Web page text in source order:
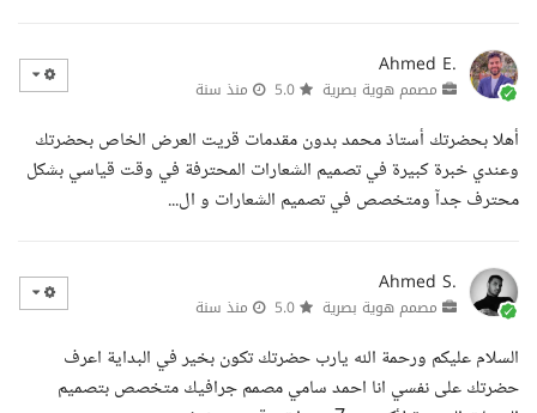
Ahmed E.
مصمم هوية بصرية منذ سنة
أهلا بحضرتك أستاذ محمد بدون مقدمات قريت العرض الخاص بحضرتك
وعندي خبرة كبيرة في تصميم الشعارات المحترفة في وقت قياسي بشكل
محترف جدآ ومتخصص في تصميم الشعارات و ال...
Ahmed S.
مصمم هوية بصرية منذ سنة
السلام عليكم ورحمة الله يارب حضرتك تكون بخير في البداية اعرف
حضرتك على نفسي انا احمد سامي مصمم جرافيك متخصص بتصميم